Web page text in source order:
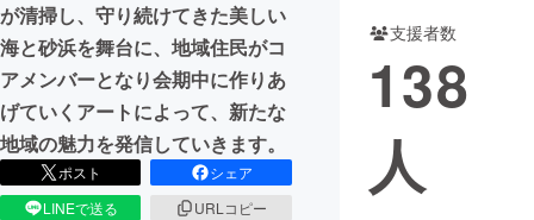
が清掃し、守り続けてきた美しい
海と砂浜を舞台に、地域住民がコ
アメンバーとなり会期中に作りあ
げていくアートによって、新たな
地域の魅力を発信していきます。
ポスト
シェア
LINEで送る
URLコピー
支援者数
138
人